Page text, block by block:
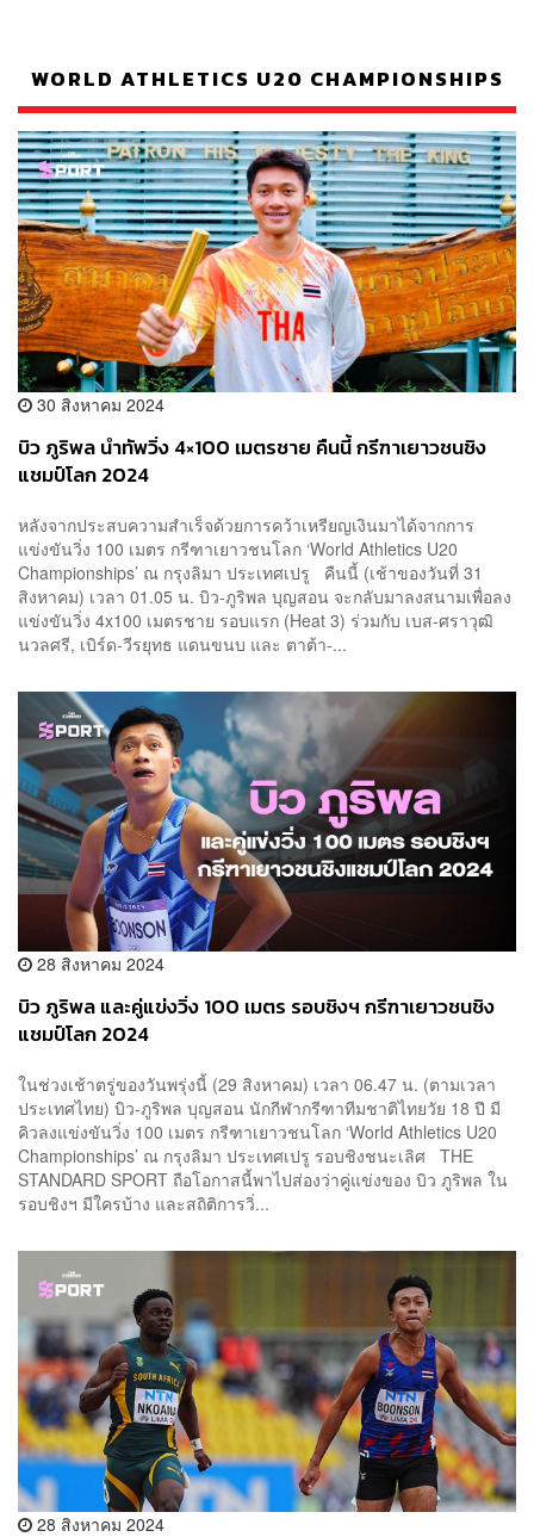
WORLD ATHLETICS U20 CHAMPIONSHIPS
30 สิงหาคม 2024
บิว ภูริพล นำทัพวิ่ง 4×100 เมตรชาย คืนนี้ กรีฑาเยาวชนชิง
แชมป์โลก 2024
หลังจากประสบความสำเร็จด้วยการคว้าเหรียญเงินมาได้จากการ
แข่งขันวิ่ง 100 เมตร กรีฑาเยาวชนโลก ‘World Athletics U20
Championships’ ณ กรุงลิมา ประเทศเปรู คืนนี้ (เช้าของวันที่ 31
สิงหาคม) เวลา 01.05 น. บิว-ภูริพล บุญสอน จะกลับมาลงสนามเพื่อลง
แข่งขันวิ่ง 4x100 เมตรชาย รอบแรก (Heat 3) ร่วมกับ เบส-ศราวุฒิ
นวลศรี, เบิร์ด-วีรยุทธ แดนขนบ และ ตาต้า-...
28 สิงหาคม 2024
บิว ภูริพล และคู่แข่งวิ่ง 100 เมตร รอบชิงฯ กรีฑาเยาวชนชิง
แชมป์โลก 2024
ในช่วงเช้าตรู่ของวันพรุ่งนี้ (29 สิงหาคม) เวลา 06.47 น. (ตามเวลา
ประเทศไทย) บิว-ภูริพล บุญสอน นักกีฬากรีฑาทีมชาติไทยวัย 18 ปี มี
คิวลงแข่งขันวิ่ง 100 เมตร กรีฑาเยาวชนโลก ‘World Athletics U20
Championships’ ณ กรุงลิมา ประเทศเปรู รอบชิงชนะเลิศ THE
STANDARD SPORT ถือโอกาสนี้พาไปส่องว่าคู่แข่งของ บิว ภูริพล ใน
รอบชิงฯ มีใครบ้าง และสถิติการวิ่...
28 สิงหาคม 2024